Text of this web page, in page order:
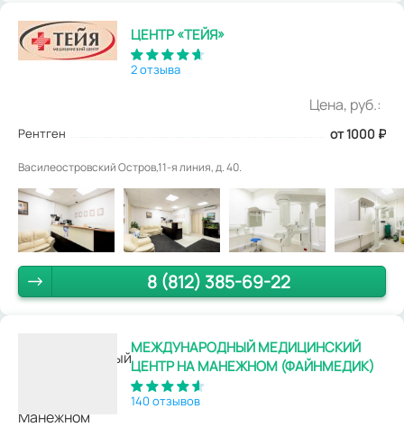
ЦЕНТР «ТЕЙЯ»
2 отзыва
Цена, руб.:
Рентген от 1000 ₽
Василеостровский Остров,11-я линия, д. 40.
8 (812) 385-69-22
МЕЖДУНАРОДНЫЙ МЕДИЦИНСКИЙ
ЦЕНТР НА МАНЕЖНОМ (ФАЙНМЕДИК)
140 отзывов